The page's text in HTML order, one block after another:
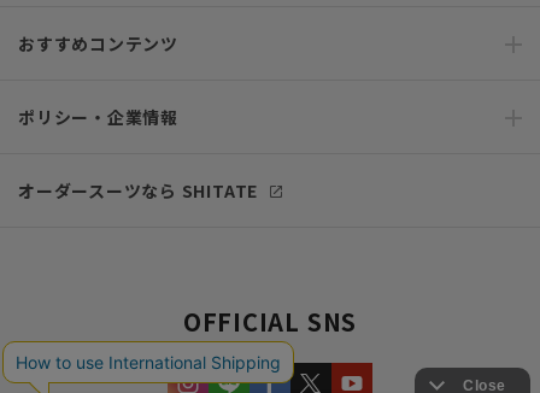
おすすめコンテンツ
ポリシー・企業情報
オーダースーツなら SHITATE
OFFICIAL SNS